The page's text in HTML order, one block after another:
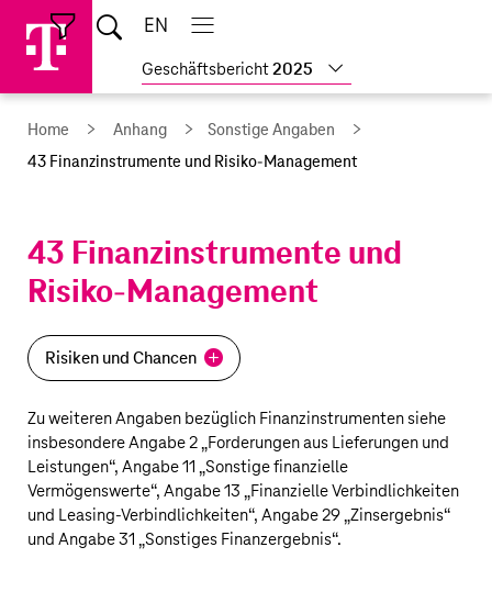
Sprungmarken
Springe
direkt
Springe
direkt
zum
Geschäftsbericht 2025
Weitere
Geschäftsberichte
Home
Schließen
SucheEN
Hauptnavigation
öffnen
Hauptnavigation
schließen
Home Anhang
Sonstige Angaben
43 Finanzinstrumente und Risiko-Management
43 Finanzinstrumente und
Risiko-Management
Risiken und Chancen
Zu weiteren Angaben bezüglich Finanzinstrumenten siehe
insbesondere Angabe 2 „Forderungen aus Lieferungen und
Leistungen“, Angabe 11 „Sonstige finanzielle
Vermögenswerte“, Angabe 13 „Finanzielle Verbindlichkeiten
und Leasing-Verbindlichkeiten“, Angabe 29 „Zinsergebnis“
und Angabe 31 „Sonstiges Finanzergebnis“.